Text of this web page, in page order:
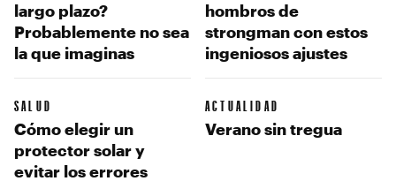
largo plazo?
Probablemente no sea
la que imaginas
hombros de
strongman con estos
ingeniosos ajustes
SALUD
Cómo elegir un
protector solar y
evitar los errores
ACTUALIDAD
Verano sin tregua